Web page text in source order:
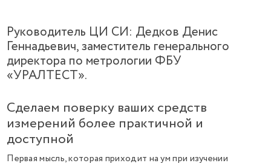
Руководитель ЦИ СИ: Дедков Денис
Геннадьевич, заместитель генерального
директора по метрологии ФБУ
«УРАЛТЕСТ».
Сделаем поверку ваших средств
измерений более практичной и
доступной
Первая мысль, которая приходит на ум при изучении